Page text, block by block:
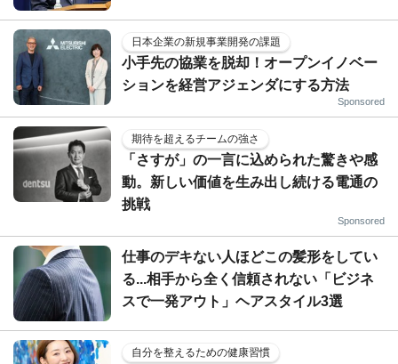
日本企業の新規事業開発の課題
小手先の協業を脱却！オープンイノベー
ションを経営アジェンダにする方法
Sponsored
期待を超えるチームの強さ
「さすが」の一言に込められた驚きや感
動。新しい価値を生み出し続ける電通の
挑戦
Sponsored
仕事のデキない人ほどこの髪形をしてい
る...相手から全く信頼されない「ビジネ
スで一発アウト」ヘアスタイル3選
自分を整えるための健康習慣